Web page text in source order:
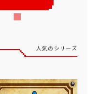
人気のシリーズ